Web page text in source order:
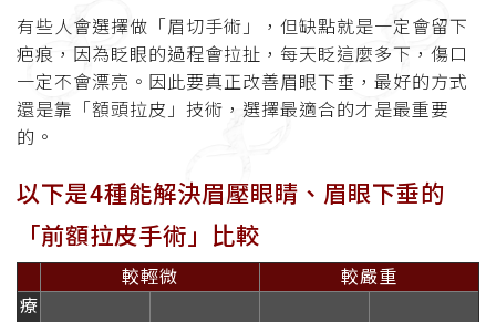
有些人會選擇做「眉切手術」，但缺點就是一定會留下
疤痕，因為眨眼的過程會拉扯，每天眨這麼多下，傷口
一定不會漂亮。因此要真正改善眉眼下垂，最好的方式
還是靠「額頭拉皮」技術，選擇最適合的才是最重要
的。
以下是4種能解決眉壓眼睛、眉眼下垂的
「前額拉皮手術」比較
較輕微
較嚴重
療